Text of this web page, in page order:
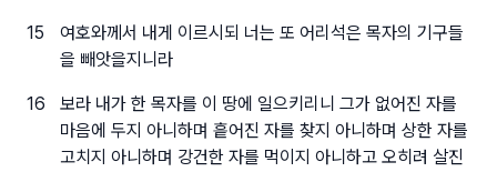
15
여호와께서 내게 이르시되 너는 또 어리석은 목자의 기구들
을 빼앗을지니라
16
보라 내가 한 목자를 이 땅에 일으키리니 그가 없어진 자를
마음에 두지 아니하며 흩어진 자를 찾지 아니하며 상한 자를
고치지 아니하며 강건한 자를 먹이지 아니하고 오히려 살진